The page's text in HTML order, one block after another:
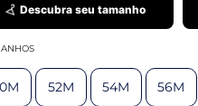
Descubra seu tamanho
52M 54M 56M